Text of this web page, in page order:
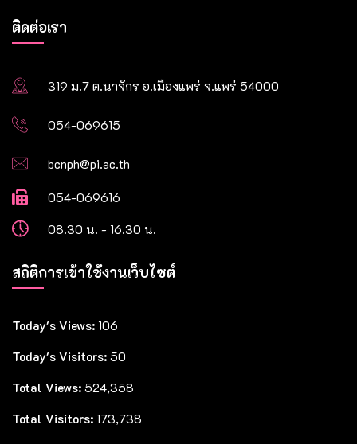
ติดต่อเรา
319 ม.7 ต.นาจักร อ.เมืองแพร่ จ.แพร่ 54000
054-069615
bcnph@pi.ac.th
054-069616
08.30 น. - 16.30 น.
สถิติการเข้าใช้งานเว็บไซต์
Today's Views: 106
Today's Visitors: 50
Total Views: 524,358
Total Visitors: 173,738